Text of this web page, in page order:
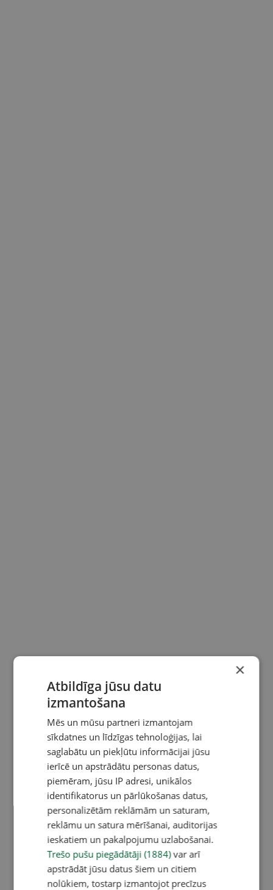
×
Atbildīga jūsu datu
izmantošana
Mēs un mūsu partneri izmantojam
sīkdatnes un līdzīgas tehnoloģijas, lai
saglabātu un piekļūtu informācijai jūsu
ierīcē un apstrādātu personas datus,
piemēram, jūsu IP adresi, unikālos
identifikatorus un pārlūkošanas datus,
personalizētām reklāmām un saturam,
reklāmu un satura mērīšanai, auditorijas
ieskatiem un pakalpojumu uzlabošanai.
Trešo pušu piegādātāji (1884)var arī
apstrādāt jūsu datus šiem un citiem
nolūkiem, tostarp izmantojot precīzus